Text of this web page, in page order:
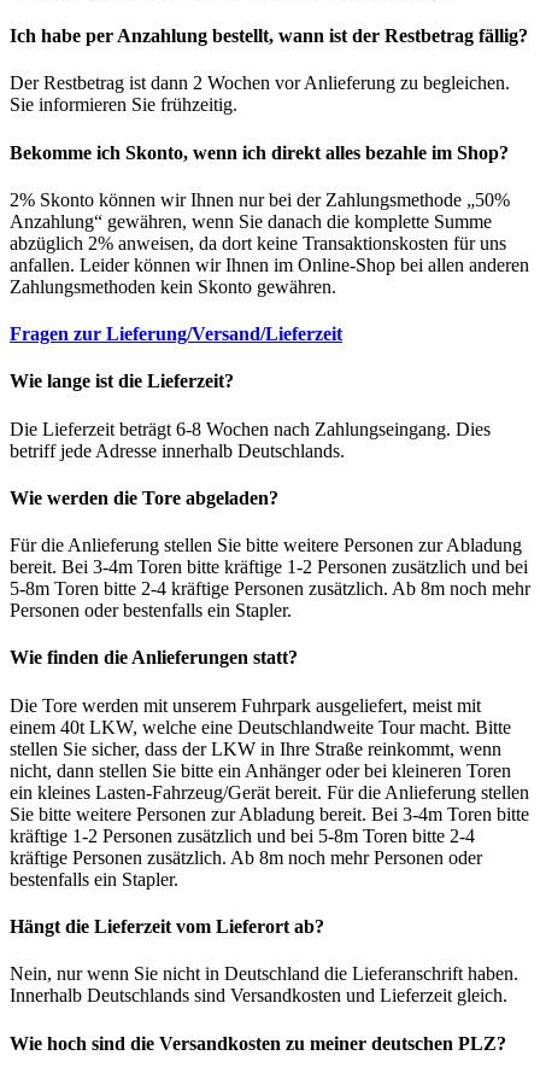
Ich habe per Anzahlung bestellt, wann ist der Restbetrag fällig?
Der Restbetrag ist dann 2 Wochen vor Anlieferung zu begleichen.
Sie informieren Sie frühzeitig.
Bekomme ich Skonto, wenn ich direkt alles bezahle im Shop?
2% Skonto können wir Ihnen nur bei der Zahlungsmethode „50%
Anzahlung“ gewähren, wenn Sie danach die komplette Summe
abzüglich 2% anweisen, da dort keine Transaktionskosten für uns
anfallen. Leider können wir Ihnen im Online-Shop bei allen anderen
Zahlungsmethoden kein Skonto gewähren.
Fragen zur Lieferung/Versand/Lieferzeit
Wie lange ist die Lieferzeit?
Die Lieferzeit beträgt 6-8 Wochen nach Zahlungseingang. Dies
betriff jede Adresse innerhalb Deutschlands.
Wie werden die Tore abgeladen?
Für die Anlieferung stellen Sie bitte weitere Personen zur Abladung
bereit. Bei 3-4m Toren bitte kräftige 1-2 Personen zusätzlich und bei
5-8m Toren bitte 2-4 kräftige Personen zusätzlich. Ab 8m noch mehr
Personen oder bestenfalls ein Stapler.
Wie finden die Anlieferungen statt?
Die Tore werden mit unserem Fuhrpark ausgeliefert, meist mit
einem 40t LKW, welche eine Deutschlandweite Tour macht. Bitte
stellen Sie sicher, dass der LKW in Ihre Straße reinkommt, wenn
nicht, dann stellen Sie bitte ein Anhänger oder bei kleineren Toren
ein kleines Lasten-Fahrzeug/Gerät bereit. Für die Anlieferung stellen
Sie bitte weitere Personen zur Abladung bereit. Bei 3-4m Toren bitte
kräftige 1-2 Personen zusätzlich und bei 5-8m Toren bitte 2-4
kräftige Personen zusätzlich. Ab 8m noch mehr Personen oder
bestenfalls ein Stapler.
Hängt die Lieferzeit vom Lieferort ab?
Nein, nur wenn Sie nicht in Deutschland die Lieferanschrift haben.
Innerhalb Deutschlands sind Versandkosten und Lieferzeit gleich.
Wie hoch sind die Versandkosten zu meiner deutschen PLZ?